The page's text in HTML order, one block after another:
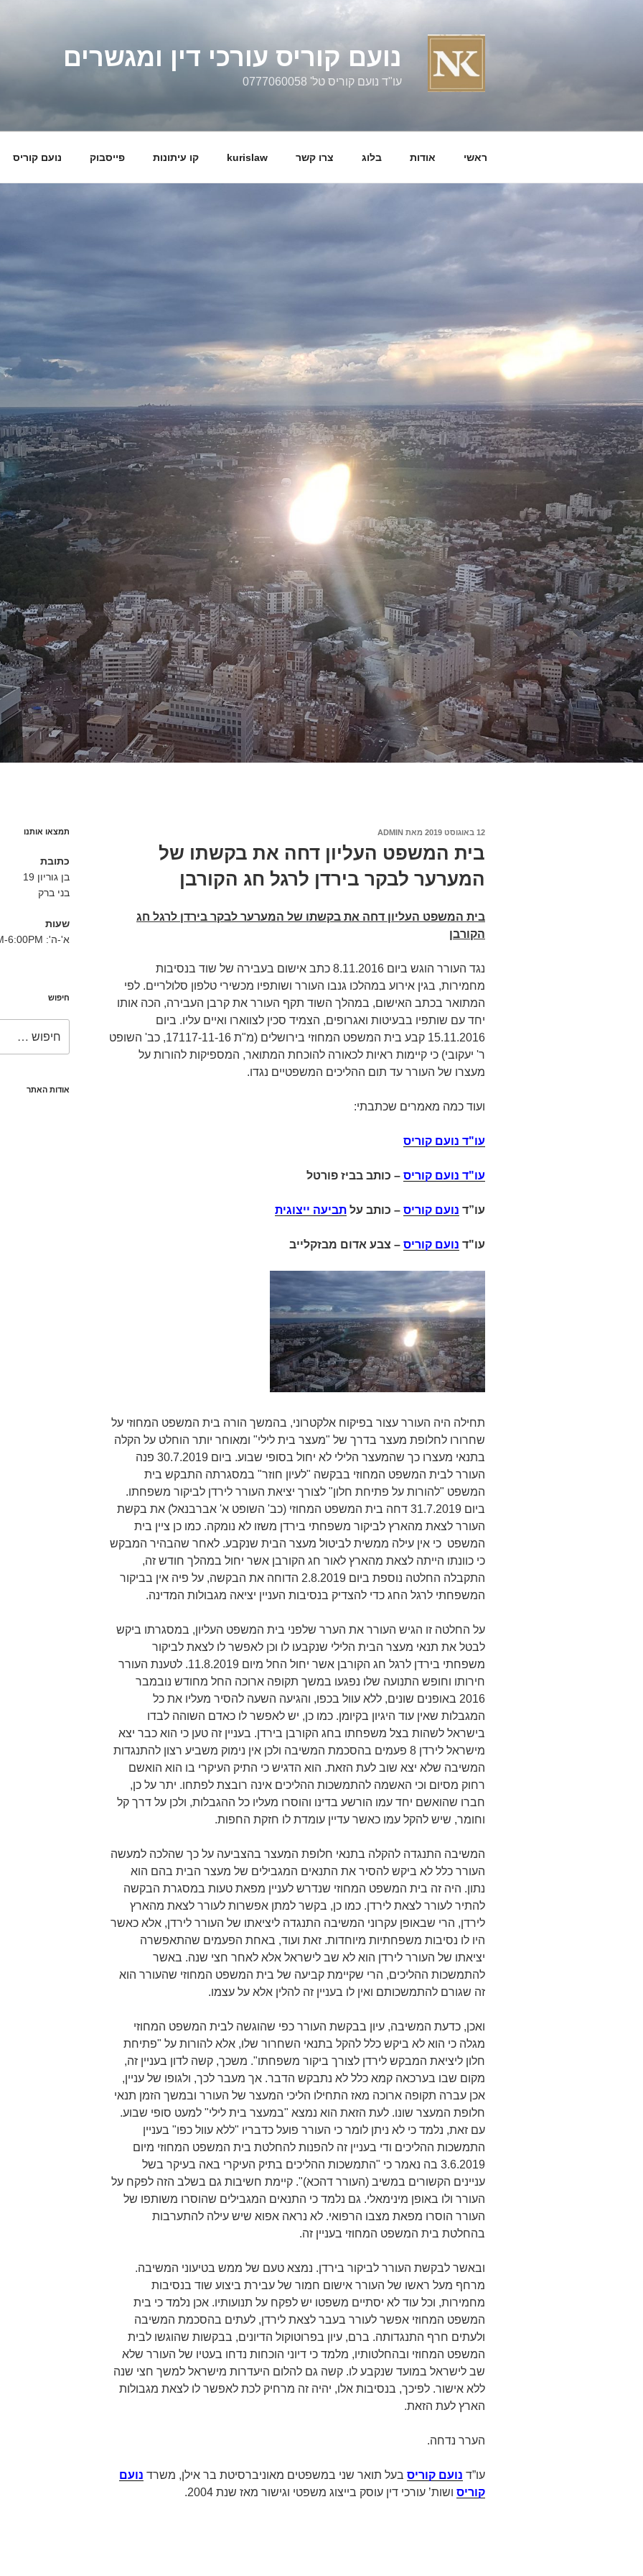
נועם קוריס עורכי דין ומגשרים
עו"ד נועם קוריס טל' 0777060058
ראשי אודות בלוג צרו קשר kurislaw קו עיתונות פייסבוק נועם קוריס
פורסם
12 באוגוסט 2019 מאת ADMIN
בית המשפט העליון דחה את בקשתו של
המערער לבקר בירדן לרגל חג הקורבן
בית המשפט העליון דחה את בקשתו של המערער לבקר בירדן לרגל חג
הקורבן
נגד העורר הוגש ביום 8.11.2016 כתב אישום בעבירה של שוד בנסיבות
מחמירות, בגין אירוע במהלכו גנבו העורר ושותפיו מכשירי טלפון סלולריים. לפי
המתואר בכתב האישום, במהלך השוד תקף העורר את קרבן העבירה, הכה אותו
יחד עם שותפיו בבעיטות ואגרופים, הצמיד סכין לצווארו ואיים עליו. ביום
15.11.2016 קבע בית המשפט המחוזי בירושלים (מ"ת 17117-11-16, כב' השופט
ר' יעקובי) כי קיימות ראיות לכאורה להוכחת המתואר, המספיקות להורות על
מעצרו של העורר עד תום ההליכים המשפטיים נגדו.
ועוד כמה מאמרים שכתבתי:
עו"ד נועם קוריס
עו"ד נועם קוריס – כותב בביז פורטל
עו”ד נועם קוריס – כותב על תביעה ייצוגית
עו"ד נועם קוריס – צבע אדום מבזקלייב
תחילה היה העורר עצור בפיקוח אלקטרוני, בהמשך הורה בית המשפט המחוזי על
שחרורו לחלופת מעצר בדרך של "מעצר בית לילי" ומאוחר יותר הוחלט על הקלה
בתנאי מעצרו כך שהמעצר הלילי לא יחול בסופי שבוע. ביום 30.7.2019 פנה
העורר לבית המשפט המחוזי בבקשה "לעיון חוזר" במסגרתה התבקש בית
המשפט "להורות על פתיחת חלון" לצורך יציאת העורר לירדן לביקור משפחתו.
ביום 31.7.2019 דחה בית המשפט המחוזי (כב' השופט א' אברבנאל) את בקשת
העורר לצאת מהארץ לביקור משפחתי בירדן משזו לא נומקה. כמו כן ציין בית
המשפט כי אין עילה ממשית לביטול מעצר הבית שנקבע. לאחר שהבהיר המבקש
כי כוונתו הייתה לצאת מהארץ לאור חג הקורבן אשר יחול במהלך חודש זה,
התקבלה החלטה נוספת ביום 2.8.2019 הדוחה את הבקשה, על פיה אין בביקור
המשפחתי לרגל החג כדי להצדיק בנסיבות העניין יציאה מגבולות המדינה.
על החלטה זו הגיש העורר את הערר שלפני בית המשפט העליון, במסגרתו ביקש
לבטל את תנאי מעצר הבית הלילי שנקבעו לו וכן לאפשר לו לצאת לביקור
משפחתי בירדן לרגל חג הקורבן אשר יחול החל מיום 11.8.2019. לטענת העורר
חירותו וחופש התנועה שלו נפגעו במשך תקופה ארוכה החל מחודש נובמבר
2016 באופנים שונים, ללא עוול בכפו, והגיעה השעה להסיר מעליו את כל
המגבלות שאין עוד היגיון בקיומן. כמו כן, יש לאפשר לו כאדם השוהה לבדו
בישראל לשהות בצל משפחתו בחג הקורבן בירדן. בעניין זה טען כי הוא כבר יצא
מישראל לירדן 8 פעמים בהסכמת המשיבה ולכן אין נימוק משביע רצון להתנגדות
המשיבה שלא יצא שוב לעת הזאת. הוא הדגיש כי התיק העיקרי בו הוא הואשם
רחוק מסיום וכי האשמה להתמשכות ההליכים אינה רובצת לפתחו. יתר על כן,
חברו שהואשם יחד עמו הורשע בדינו והוסרו מעליו כל ההגבלות, ולכן על דרך קל
וחומר, שיש להקל עמו כאשר עדיין עומדת לו חזקת החפות.
המשיבה התנגדה להקלה בתנאי חלופת המעצר בהצביעה על כך שהלכה למעשה
העורר כלל לא ביקש להסיר את התנאים המגבילים של מעצר הבית בהם הוא
נתון. היה זה בית המשפט המחוזי שנדרש לעניין מפאת טעות במסגרת הבקשה
להתיר לעורר לצאת לירדן. כמו כן, בקשר למתן אפשרות לעורר לצאת מהארץ
לירדן, הרי שבאופן עקרוני המשיבה התנגדה ליציאתו של העורר לירדן, אלא כאשר
היו לו נסיבות משפחתיות מיוחדות. זאת ועוד, באחת הפעמים שהתאפשרה
יציאתו של העורר לירדן הוא לא שב לישראל אלא לאחר חצי שנה. באשר
להתמשכות ההליכים, הרי שקיימת קביעה של בית המשפט המחוזי שהעורר הוא
זה שגורם להתמשכותם ואין לו בעניין זה להלין אלא על עצמו.
ואכן, כדעת המשיבה, עיון בבקשת העורר כפי שהוגשה לבית המשפט המחוזי
מגלה כי הוא לא ביקש כלל להקל בתנאי השחרור שלו, אלא להורות על "פתיחת
חלון ליציאת המבקש לירדן לצורך ביקור משפחתו". משכך, קשה לדון בעניין זה,
מקום שבו בערכאה קמא כלל לא נתבקש הדבר. אך מעבר לכך, ולגופו של עניין,
אכן עברה תקופה ארוכה מאז התחילו הליכי המעצר של העורר ובמשך הזמן תנאי
חלופת המעצר שונו. לעת הזאת הוא נמצא "במעצר בית לילי" למעט סופי שבוע.
עם זאת, נלמד כי לא ניתן לומר כי העורר פועל כדבריו "ללא עוול כפו" בעניין
התמשכות ההליכים ודי בעניין זה להפנות להחלטת בית המשפט המחוזי מיום
3.6.2019 בה נאמר כי "התמשכות ההליכים בתיק העיקרי באה בעיקר בשל
עניינים הקשורים במשיב (העורר דהכא)". קיימת חשיבות גם בשלב הזה לפקח על
העורר ולו באופן מינימאלי. גם נלמד כי התנאים המגבילים שהוסרו משותפו של
העורר הוסרו מפאת מצבו הרפואי. לא נראה אפוא שיש עילה להתערבות
בהחלטת בית המשפט המחוזי בעניין זה.
ובאשר לבקשת העורר לביקור בירדן. נמצא טעם של ממש בטיעוני המשיבה.
מרחף מעל ראשו של העורר אישום חמור של עבירת ביצוע שוד בנסיבות
מחמירות, וכל עוד לא יסתיים משפטו יש לפקח על תנועותיו. אכן נלמד כי בית
המשפט המחוזי אפשר לעורר בעבר לצאת לירדן, לעתים בהסכמת המשיבה
ולעתים חרף התנגדותה. ברם, עיון בפרוטוקול הדיונים, בבקשות שהוגשו לבית
המשפט המחוזי ובהחלטותיו, מלמד כי דיוני הוכחות נדחו בעטיו של העורר שלא
שב לישראל במועד שנקבע לו. קשה גם להלום היעדרות מישראל למשך חצי שנה
ללא אישור. לפיכך, בנסיבות אלו, יהיה זה מרחיק לכת לאפשר לו לצאת מגבולות
הארץ לעת הזאת.
הערר נדחה.
עו”ד נועם קוריס בעל תואר שני במשפטים מאוניברסיטת בר אילן, משרד נועם
קוריס ושות’ עורכי דין עוסק בייצוג משפטי וגישור מאז שנת 2004.
תמצאו אותנו
כתובת
בן גוריון 19
בני ברק
שעות
א'-ה': 8:30AM-6:00PM
חיפוש
אודות האתר